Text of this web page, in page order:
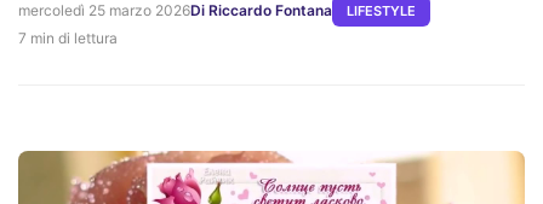
mercoledì 25 marzo 2026Di Riccardo Fontana LIFESTYLE
7 min di lettura